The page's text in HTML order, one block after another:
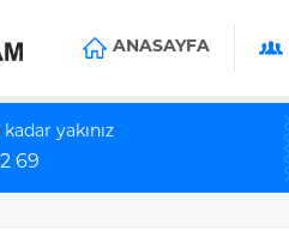
ANASAYFA
yakınız
69